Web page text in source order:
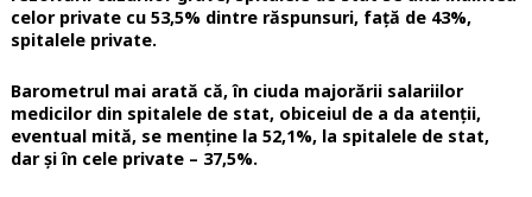
celor private cu 53,5% dintre răspunsuri, față de 43%,
spitalele private.
Barometrul mai arată că, în ciuda majorării salariilor
medicilor din spitalele de stat, obiceiul de a da atenții,
eventual mită, se menține la 52,1%, la spitalele de stat,
dar și în cele private – 37,5%.